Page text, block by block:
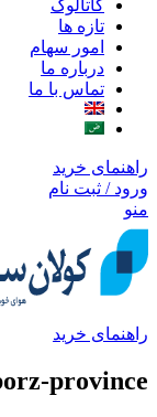
کاتالوگ
تازه ها
امور سهام
درباره ما
تماس با ما
راهنمای خرید
ورود / ثبت نام
منو
راهنمای خرید
province